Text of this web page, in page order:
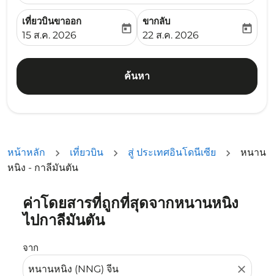
เที่ยวบินขาออก
fc-booking-departure-date-aria-label
15 ส.ค. 2026
today
ขากลับ
fc-booking-return-date-
22 ส.ค. 2026
today
ค้นหา
หน้าหลัก เที่ยวบิน สู่ ประเทศอินโดนีเซีย
หนาน
หนิง - กาลีมันตัน
ค่าโดยสารที่ถูกที่สุดจากหนานหนิง
ไปกาลีมันตัน
จาก
close
ลองอัปเดตเส้นทางของคุณ (ต้นทางและ/หรือปลายทาง) หรื